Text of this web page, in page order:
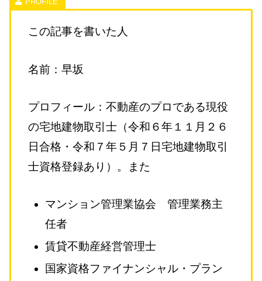
この記事を書いた人
名前：早坂
プロフィール：不動産のプロである現役
の宅地建物取引士（令和６年１１月２６
日合格・令和７年５月７日宅地建物取引
士資格登録あり）。また
マンション管理業協会 管理業務主
任者
賃貸不動産経営管理士
国家資格ファイナンシャル・プラン